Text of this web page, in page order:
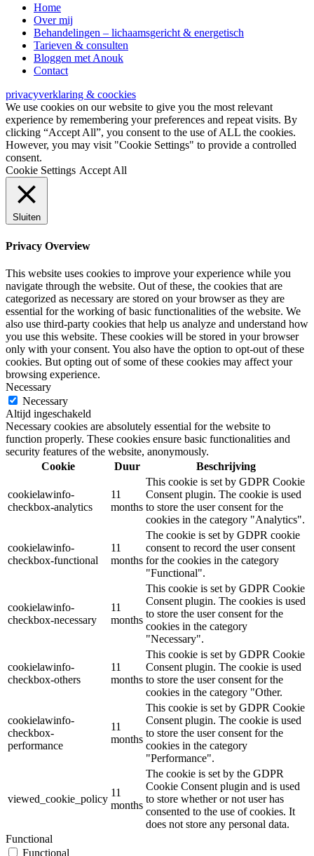
Home
Over mij
Behandelingen – lichaamsgericht & energetisch
Tarieven & consulten
Bloggen met Anouk
Contact
privacyverklaring & coockies
We use cookies on our website to give you the most relevant
experience by remembering your preferences and repeat visits. By
clicking “Accept All”, you consent to the use of ALL the cookies.
However, you may visit "Cookie Settings" to provide a controlled
consent.
Cookie Settings Accept All
Sluiten
Privacy Overview
This website uses cookies to improve your experience while you
navigate through the website. Out of these, the cookies that are
categorized as necessary are stored on your browser as they are
essential for the working of basic functionalities of the website. We
also use third-party cookies that help us analyze and understand how
you use this website. These cookies will be stored in your browser
only with your consent. You also have the option to opt-out of these
cookies. But opting out of some of these cookies may affect your
browsing experience.
Necessary
Necessary
Altijd ingeschakeld
Necessary cookies are absolutely essential for the website to
function properly. These cookies ensure basic functionalities and
security features of the website, anonymously.
Cookie
Duur Beschrijving
cookielawinfo-
checkbox-analytics
11
months
This cookie is set by GDPR Cookie
Consent plugin. The cookie is used
to store the user consent for the
cookies in the category "Analytics".
cookielawinfo-
checkbox-functional
11
months
The cookie is set by GDPR cookie
consent to record the user consent
for the cookies in the category
"Functional".
cookielawinfo-
checkbox-necessary
11
months
This cookie is set by GDPR Cookie
Consent plugin. The cookies is used
to store the user consent for the
cookies in the category
"Necessary".
cookielawinfo-
checkbox-others
11
months
This cookie is set by GDPR Cookie
Consent plugin. The cookie is used
to store the user consent for the
cookies in the category "Other.
cookielawinfo-
checkbox-
performance
11
months
This cookie is set by GDPR Cookie
Consent plugin. The cookie is used
to store the user consent for the
cookies in the category
"Performance".
viewed_cookie_policy
11
months
The cookie is set by the GDPR
Cookie Consent plugin and is used
to store whether or not user has
consented to the use of cookies. It
does not store any personal data.
Functional
Functional